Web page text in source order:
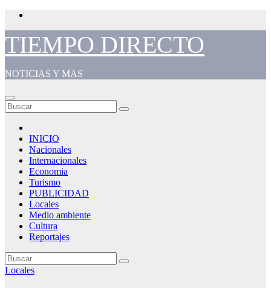
Saltar
contenido
TIEMPO DIRECTO
NOTICIAS Y MAS
INICIO
Nacionales
Internacionales
Economia
Turismo
PUBLICIDAD
Locales
Medio ambiente
Cultura
Reportajes
Locales